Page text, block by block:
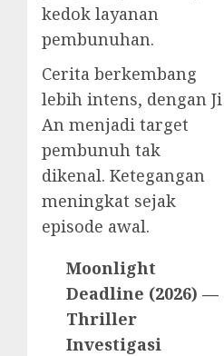
kedok layanan
pembunuhan.
Cerita berkembang
lebih intens, dengan Ji
An menjadi target
pembunuh tak
dikenal. Ketegangan
meningkat sejak
episode awal.
Moonlight
Deadline (2026) —
Thriller
Investigasi